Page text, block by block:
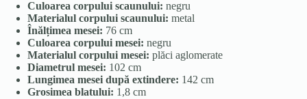
Culoarea corpului scaunului: negru
Materialul corpului scaunului: metal
Înălțimea mesei: 76 cm
Culoarea corpului mesei: negru
Materialul corpului mesei: plăci aglomerate
Diametrul mesei: 102 cm
Lungimea mesei după extindere: 142 cm
Grosimea blatului: 1,8 cm